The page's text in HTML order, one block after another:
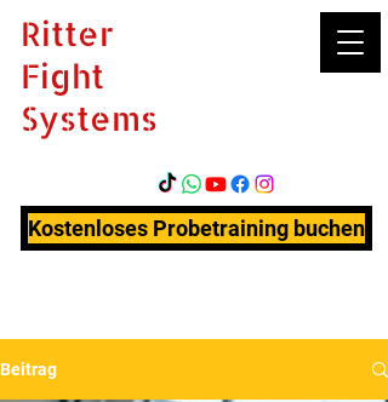
Ritter
Fight
Systems
Kostenloses Probetraining buchen
Beitrag